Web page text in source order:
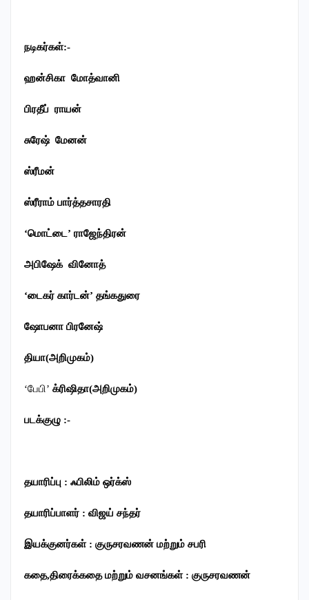
நடிகர்கள்:-
ஹன்சிகா மோத்வானி
பிரதீப் ராயன்
சுரேஷ் மேனன்
ஸ்ரீமன்
ஸ்ரீராம் பார்த்தசாரதி
‘மொட்டை ’ ராஜேந்திரன்
அபிஷேக் வினோத்
‘டைகர் கார்டன்’ தங்கதுரை
ஷோபனா பிரனேஷ்
தியா(அறிமுகம்)
‘பேபி’ க்ரிஷிதா(அறிமுகம்)
படக்குழு :-
தயாரிப்பு : ஃபிலிம் ஒர்க்ஸ்
தயாரிப்பாளர் : விஜய் சந்தர்
இயக்குனர்கள் : குருசரவணன் மற்றும் சபரி
கதை,திரைக்கதை மற்றும் வசனங்கள் : குருசரவணன்